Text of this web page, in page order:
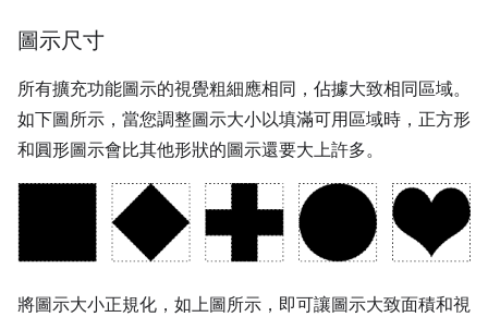
圖示尺寸
所有擴充功能圖示的視覺粗細應相同，佔據大致相同區域。
如下圖所示，當您調整圖示大小以填滿可用區域時，正方形
和圓形圖示會比其他形狀的圖示還要大上許多。
將圖示大小正規化，如上圖所示，即可讓圖示大致面積和視